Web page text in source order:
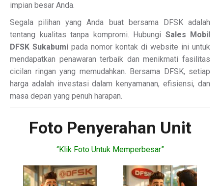
impian besar Anda.
Segala pilihan yang Anda buat bersama DFSK adalah
tentang kualitas tanpa kompromi. Hubungi Sales Mobil
DFSK Sukabumi pada nomor kontak di website ini untuk
mendapatkan penawaran terbaik dan menikmati fasilitas
cicilan ringan yang memudahkan. Bersama DFSK, setiap
harga adalah investasi dalam kenyamanan, efisiensi, dan
masa depan yang penuh harapan.
Foto Penyerahan Unit
“Klik Foto Untuk Memperbesar”